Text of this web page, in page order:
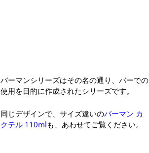
バーマンシリーズはその名の通り、バーでの
使用を目的に作成されたシリーズです。
同じデザインで、サイズ違いのバーマン カ
クテル 110mlも、あわせてご覧ください。